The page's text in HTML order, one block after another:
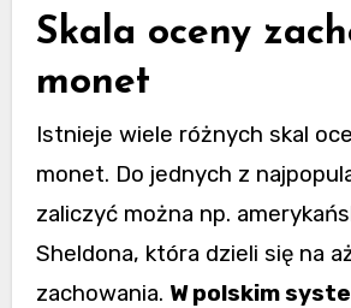
Skala oceny
monet
Istnieje wiele różnych skal
monet. Do jednych z
zaliczyć można np.
Sheldona, która dzieli się na
zachowania. W polskim